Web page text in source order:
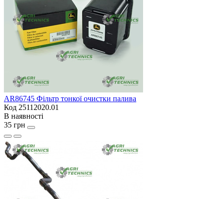
AR86745 Фільтр тонкої очистки палива
Код 25112020.01
В наявності
35 грн